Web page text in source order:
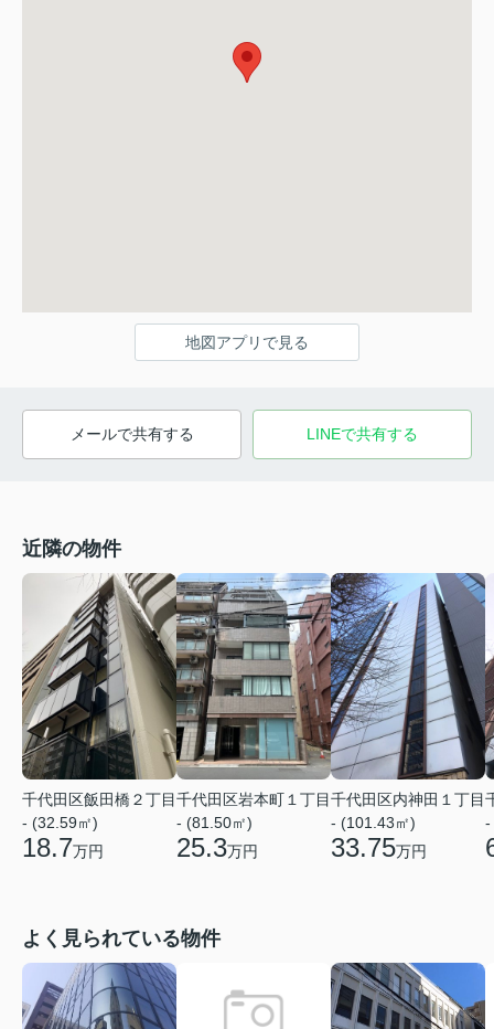
地図アプリで見る
メールで共有する LINEで共有する
近隣の物件
千代田区飯田橋２丁目
- (32.59㎡)
18.7万円
千代田区岩本町１丁目
- (81.50㎡)
25.3万円
千代田区内神田１丁目
- (101.43㎡)
33.75万円
-
よく見られている物件